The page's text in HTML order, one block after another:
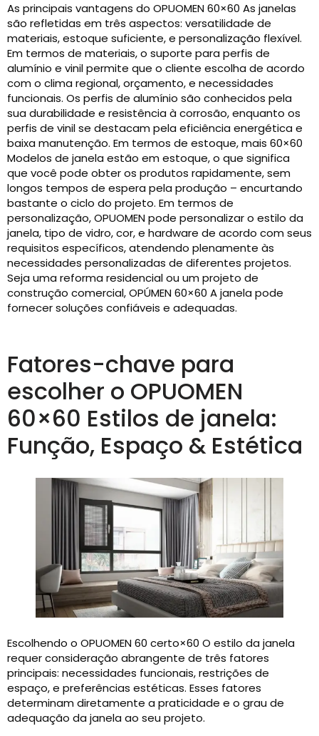
As principais vantagens do OPUOMEN 60×60 As janelas
são refletidas em três aspectos: versatilidade de
materiais, estoque suficiente, e personalização flexível.
Em termos de materiais, o suporte para perfis de
alumínio e vinil permite que o cliente escolha de acordo
com o clima regional, orçamento, e necessidades
funcionais. Os perfis de alumínio são conhecidos pela
sua durabilidade e resistência à corrosão, enquanto os
perfis de vinil se destacam pela eficiência energética e
baixa manutenção. Em termos de estoque, mais 60×60
Modelos de janela estão em estoque, o que significa
que você pode obter os produtos rapidamente, sem
longos tempos de espera pela produção – encurtando
bastante o ciclo do projeto. Em termos de
personalização, OPUOMEN pode personalizar o estilo da
janela, tipo de vidro, cor, e hardware de acordo com seus
requisitos específicos, atendendo plenamente às
necessidades personalizadas de diferentes projetos.
Seja uma reforma residencial ou um projeto de
construção comercial, OPÚMEN 60×60 A janela pode
fornecer soluções confiáveis ​​e adequadas.
Fatores-chave para
escolher o OPUOMEN
60×60 Estilos de janela:
Função, Espaço & Estética
Escolhendo o OPUOMEN 60 certo×60 O estilo da janela
requer consideração abrangente de três fatores
principais: necessidades funcionais, restrições de
espaço, e preferências estéticas. Esses fatores
determinam diretamente a praticidade e o grau de
adequação da janela ao seu projeto.